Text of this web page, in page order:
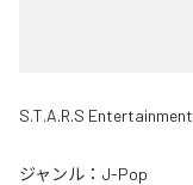
S.T.A.R.S Entertainment
ジャンル： J-Pop